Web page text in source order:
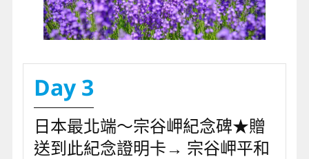
Day 3
日本最北端～宗谷岬紀念碑★贈
送到此紀念證明卡→ 宗谷岬平和